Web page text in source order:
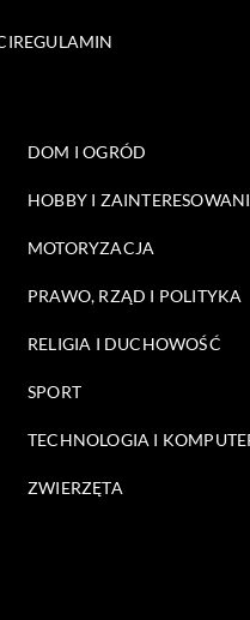
REGULAMIN
DOM I OGRÓD
HOBBY I
MOTORYZACJA
PRAWO, RZĄD I POLITYKA
RELIGIA I DUCHOWOŚĆ
SPORT
TECHNOLOGIA I
ZWIERZĘTA